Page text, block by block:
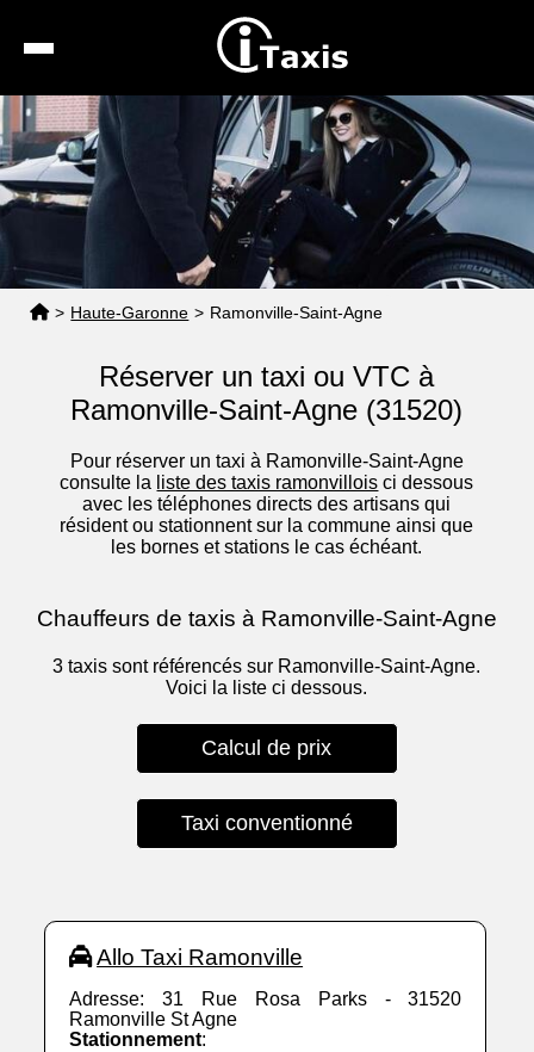
Recherche
Calcul de tarif
Taxis conventionnés
Espace pro
> Haute-Garonne > Ramonville-Saint-Agne
Réserver un taxi ou VTC à
Ramonville-Saint-Agne (31520)
Pour réserver un taxi à Ramonville-Saint-Agne
consulte la liste des taxis ramonvillois ci dessous
avec les téléphones directs des artisans qui
résident ou stationnent sur la commune ainsi que
les bornes et stations le cas échéant.
Chauffeurs de taxis à Ramonville-Saint-Agne
3 taxis sont référencés sur Ramonville-Saint-Agne.
Voici la liste ci dessous.
Calcul de prix
Taxi conventionné
Allo Taxi Ramonville
Adresse: 31 Rue Rosa Parks - 31520
Ramonville St Agne
Stationnement: